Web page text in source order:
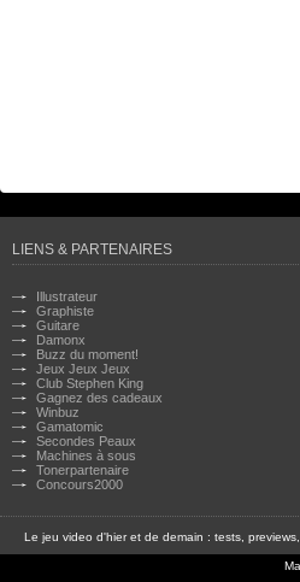
LIENS & PARTENAIRES
Illustrateur
Graphiste
Guitare
Damonx
Buzz du moment!
Jeux Jeux Jeux
Club Stephen King
Gagnez des cadeaux
Winbuz
Gamatomic
Secondes Peaux
Machines à sous
Tonerpartenaire
Concours2000
Le jeu video d'hier et de demain : tests,